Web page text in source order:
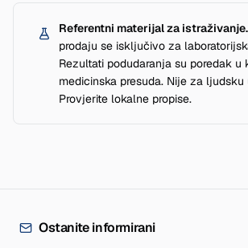
Referentni materijal za istraživanje.
prodaju se isključivo za
Rezultati podudaranja su poredak u
medicinska presuda. Nije za ljudsku
Provjerite lokalne propise.
Ostanite informirani